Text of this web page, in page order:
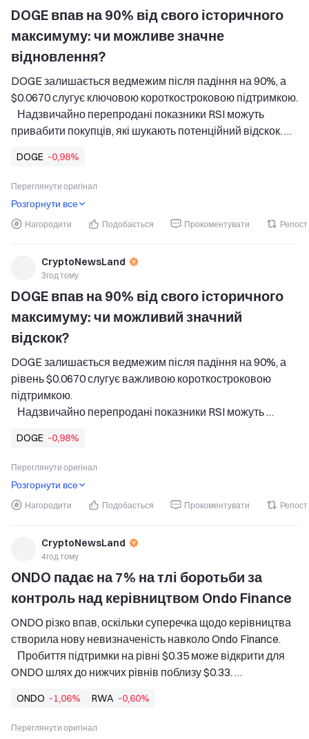
DOGE впав на 90% від свого історичного
максимуму: чи можливе значне
відновлення?
DOGE залишається ведмежим після падіння на 90%, а
   Надзвичайно перепродані показники RSI можуть
привабити покупців, які шукають потенційний відскок.
відновлення участі, але спочатку DOGE має
повернутися вище $0.0758.
Dogecoin зазнав значного
DOGE -0,98%
Переглянути оригінал
Розгорнути все
Нагородити Подобається Прокоментувати Репост
CryptoNewsLand
3год тому
DOGE впав на 90% від свого історичного
максимуму: чи можливий значний
відскок?
DOGE залишається ведмежим після падіння на 90%, а
рівень $0.0670 слугує важливою короткостроковою
підтримкою.
   Надзвичайно перепродані показники RSI можуть
   Зростання відкритого інтересу свідчить про
відновлення участі, але спочатку DOGE має
повернутися вище $0.0758.
Dogecoin зазнав a
DOGE -0,98%
Переглянути оригінал
Розгорнути все
Нагородити Подобається Прокоментувати Репост
CryptoNewsLand
4год тому
ONDO падає на 7% на тлі боротьби за
контроль над керівництвом Ondo Finance
ONDO різко впав, оскільки суперечка щодо керівництва
створила нову невизначеність навколо Ondo Finance.
   Пробиття підтримки на рівні $0.35 може відкрити для
ONDO шлях до нижчих рівнів поблизу $0.33.
регуляторної невизначеності для бізнесу Ondo,
пов’язаного з токенізованими активами.
ONDO -1,06% RWA -0,60%
Переглянути оригінал